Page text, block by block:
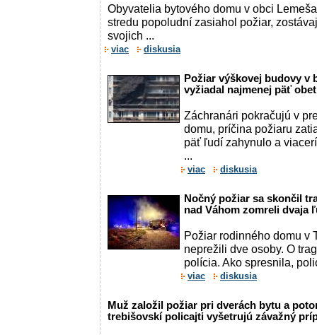
Obyvatelia bytového domu v obci
stredu popoludní zasiahol požiar,
svojich ...
viac diskusia
Požiar výškovej budovy v
vyžiadal najmenej päť
Záchranári pokračujú v
domu, príčina požiaru
päť ľudí zahynulo a
...
viac diskusia
Nočný požiar sa skončil
nad Váhom zomreli dvaja
Požiar rodinného domu v
neprežili dve osoby. O
polícia. Ako spresnila,
viac diskusia
Muž založil požiar pri dverách bytu a
trebišovskí policajti vyšetrujú závažný